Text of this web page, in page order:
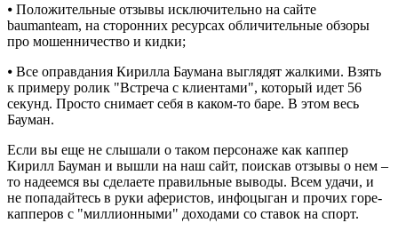
⦁ Положительные отзывы исключительно на сайте
baumanteam, на сторонних ресурсах обличительные обзоры
про мошенничество и кидки;
⦁ Все оправдания Кирилла Баумана выглядят жалкими. Взять
к примеру ролик "Встреча с клиентами", который идет 56
секунд. Просто снимает себя в каком-то баре. В этом весь
Бауман.
Если вы еще не слышали о таком персонаже как каппер
Кирилл Бауман и вышли на наш сайт, поискав отзывы о нем –
то надеемся вы сделаете правильные выводы. Всем удачи, и
не попадайтесь в руки аферистов, инфоцыган и прочих горе-
капперов с "миллионными" доходами со ставок на спорт.